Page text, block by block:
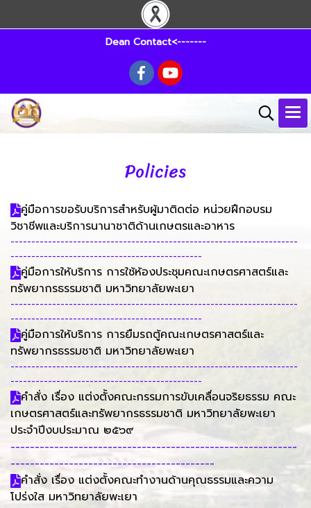
Dean Contact<-------
Policies
คู่มือการขอรับบริการสำหรับผู้มาติดต่อ หน่วยฝึกอบรม
วิชาชีพและบริการนานาชาติด้านเกษตรและอาหาร
---------------------------------------------------------------------
----------------------------------------------
คู่มือการให้บริการ การใช้ห้องประชุมคณะเกษตรศาสตร์และ
ทรัพยากรธรรมชาติ มหาวิทยาลัยพะเยา
---------------------------------------------------------------------
----------------------------------------------
คู่มือการให้บริการ การยืมรถตู้คณะเกษตรศาสตร์และ
ทรัพยากรธรรมชาติ มหาวิทยาลัยพะเยา
---------------------------------------------------------------------
----------------------------------------------
คำสั่ง เรื่อง แต่งตั้งคณะกรรมการขับเคลื่อนจริยธรรม คณะ
เกษตรศาสตร์และทรัพยากรธรรมชาติ มหาวิทยาลัยพะเยา
ประจำปีงบประมาณ ๒๕๖๙
-----------------------------------------------------------
------------------------------------------
คำสั่ง เรื่อง แต่งตั้งคณะทำงานด้านคุณธรรมและความ
โปร่งใส มหาวิทยาลัยพะเยา